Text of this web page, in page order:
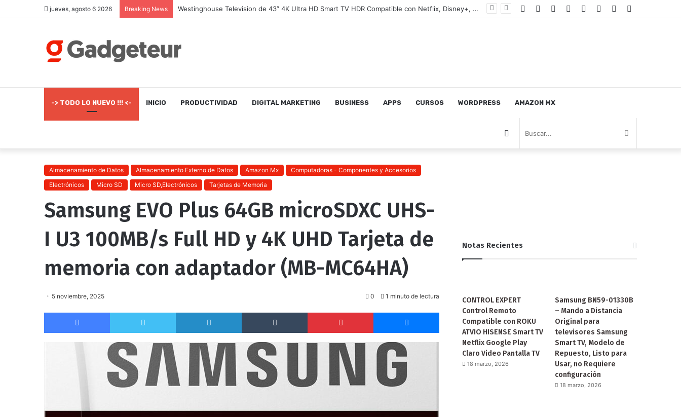
jueves, agosto 6 2026 Breaking News CONTROL EXPERT Control Remoto Compatible con ROKU ATVIO HISENSE Smart TV Netflix Google Play Claro Video Pantalla TV
Nota
Log
Instagram
Tumblr
Twitter
Facebook
RSS
-> TODO LO NUEVO !!! <- INICIO PRODUCTIVIDAD DIGITAL MARKETING BUSINESS APPS CURSOS WORDPRESS AMAZON MX
Nota
Almacenamiento de Datos Almacenamiento Externo de Datos Amazon Mx
Computadoras - Componentes y Accesorios
Electrónicos
Micro SD Micro SD,Electrónicos Tarjetas de Memoria
Samsung EVO Plus 64GB microSDXC UHS-
I U3 100MB/s Full HD y 4K UHD Tarjeta de
memoria con adaptador (MB-MC64HA)
5 noviembre, 2025 0 1 minuto de lectura
Facebook Twitter LinkedIn Tumblr Pinterest
Notas Recientes
CONTROL EXPERT
Control Remoto
Compatible con ROKU
ATVIO HISENSE Smart TV
Netflix Google Play
Claro Video Pantalla TV
18 marzo, 2026
Samsung BN59-01330B
– Mando a Distancia
Original para
televisores Samsung
Smart TV, Modelo de
Repuesto, Listo para
Usar, no Requiere
configuración
18 marzo, 2026